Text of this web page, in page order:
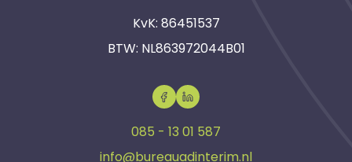
KvK: 86451537
BTW: NL863972044B01
085 - 13 01 587
info@bureauadinterim.nl